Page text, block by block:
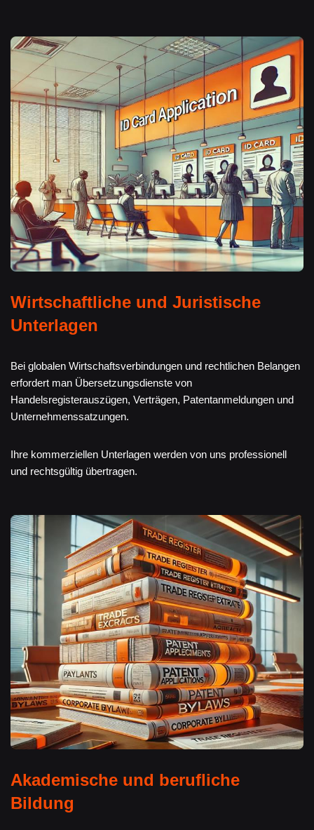
Wirtschaftliche und Juristische
Unterlagen
Bei globalen Wirtschaftsverbindungen und rechtlichen Belangen
erfordert man Übersetzungsdienste von
Handelsregisterauszügen, Verträgen, Patentanmeldungen und
Unternehmenssatzungen.
Ihre kommerziellen Unterlagen werden von uns professionell
und rechtsgültig übertragen.
Akademische und berufliche
Bildung